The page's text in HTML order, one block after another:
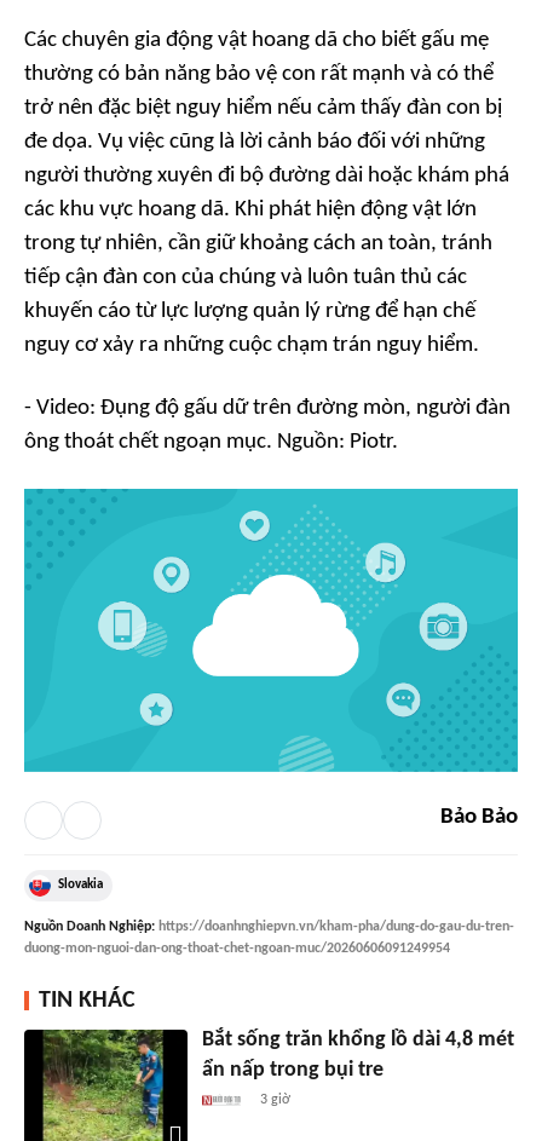
Các chuyên gia động vật hoang dã cho biết gấu mẹ
thường có bản năng bảo vệ con rất mạnh và có thể
trở nên đặc biệt nguy hiểm nếu cảm thấy đàn con bị
đe dọa. Vụ việc cũng là lời cảnh báo đối với những
người thường xuyên đi bộ đường dài hoặc khám phá
các khu vực hoang dã. Khi phát hiện động vật lớn
trong tự nhiên, cần giữ khoảng cách an toàn, tránh
tiếp cận đàn con của chúng và luôn tuân thủ các
khuyến cáo từ lực lượng quản lý rừng để hạn chế
nguy cơ xảy ra những cuộc chạm trán nguy hiểm.
- Video: Đụng độ gấu dữ trên đường mòn, người đàn
ông thoát chết ngoạn mục. Nguồn: Piotr.
Bảo Bảo
Slovakia
Nguồn Doanh Nghiệp: https://doanhnghiepvn.vn/kham-pha/dung-do-gau-du-tren-
duong-mon-nguoi-dan-ong-thoat-chet-ngoan-muc/20260606091249954
TIN KHÁC
Bắt sống trăn khổng lồ dài 4,8 mét
ẩn nấp trong bụi tre
3 giờ